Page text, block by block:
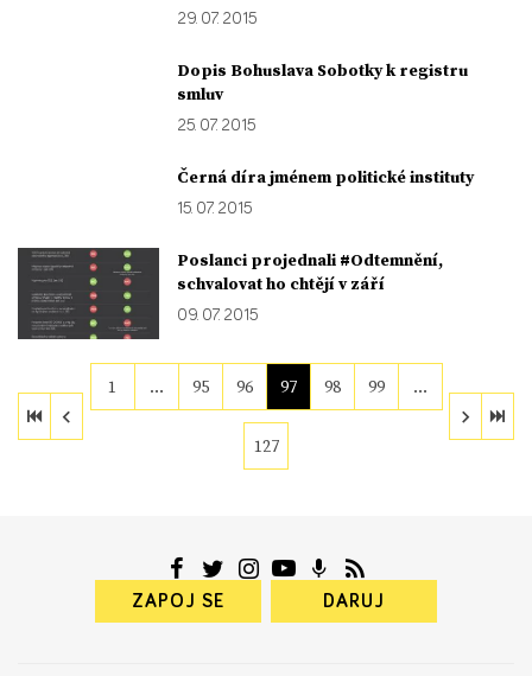
29. 07. 2015
Dopis Bohuslava Sobotky k registru
smluv
25. 07. 2015
Černá díra jménem politické instituty
15. 07. 2015
Poslanci projednali #Odtemnění,
schvalovat ho chtějí v září
09. 07. 2015
1 … 95 96 97 98 99 …
127
ZAPOJ SE DARUJ